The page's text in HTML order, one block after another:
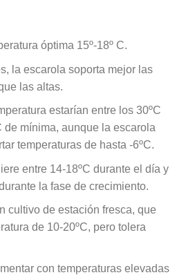
óptima 15º-18º C.
la escarola soporta mejor las
las altas.
estarían entre los 30ºC
de mínima, aunque la escarola
temperaturas de hasta -6ºC.
entre 14-18ºC durante el día y
la fase de crecimiento.
cultivo de estación fresca, que
de 10-20ºC, pero tolera
con temperaturas elevadas